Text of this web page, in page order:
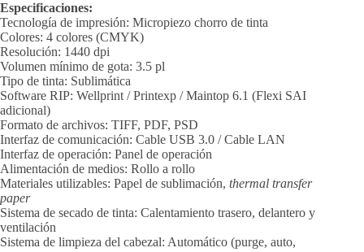
Especificaciones:
Tecnología de impresión: Micropiezo chorro de tinta
Colores: 4 colores (CMYK)
Resolución: 1440 dpi
Volumen mínimo de gota: 3.5 pl
Tipo de tinta: Sublimática
Software RIP: Wellprint / Printexp / Maintop 6.1 (Flexi SAI
adicional)
Formato de archivos: TIFF, PDF, PSD
Interfaz de comunicación: Cable USB 3.0 / Cable LAN
Interfaz de operación: Panel de operación
Alimentación de medios: Rollo a rollo
Materiales utilizables: Papel de sublimación, thermal transfer
paper
Sistema de secado de tinta: Calentamiento trasero, delantero y
ventilación
Sistema de limpieza del cabezal: Automático (purge, auto,